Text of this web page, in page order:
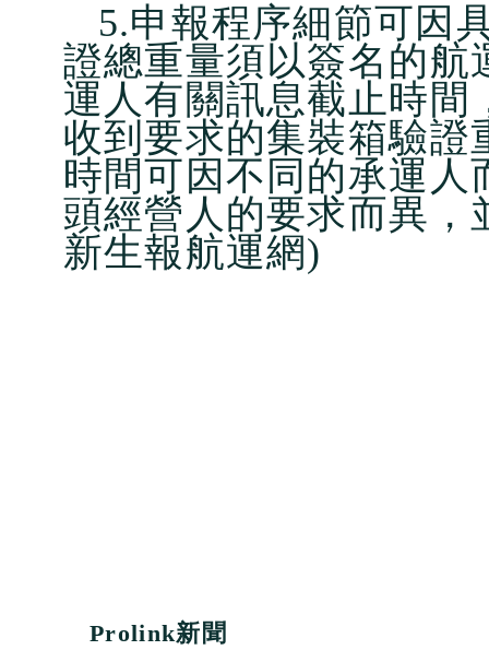
5.申報程序細節可因
證總重量須以簽名的航
運人有關訊息截止時
收到要求的集裝箱驗
時間可因不同的承運
頭經營人的要求而異，
新生報航運網)
Prolink新聞